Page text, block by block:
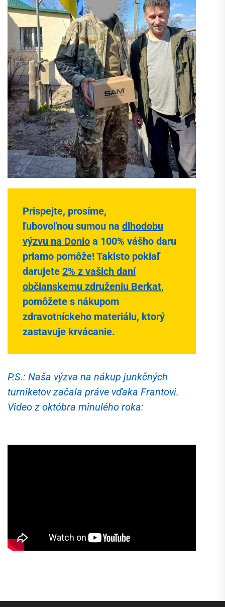
Prispejte, prosíme,
ľubovoľnou sumou na dlhodobu
výzvu na Donio a 100% vášho daru
priamo pomôže! Takisto pokiaľ
darujete 2% z vašich daní
občianskemu združeniu Berkat,
pomôžete s nákupom
zdravotníckeho materiálu, ktorý
zastavuje krvácanie.
P.S.: Naša výzva na nákup junkčných
turniketov začala práve vďaka Frantovi.
Video z októbra minulého roka: